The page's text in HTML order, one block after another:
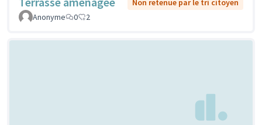
Non retenue par le tri citoyen
Anonyme
0 2